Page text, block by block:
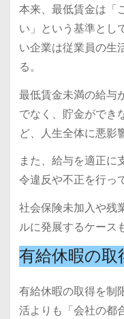
本来、最低賃金は「
い」という基準とし
い企業は従業員の生
る。
最低賃金未満の給与
でなく、貯金ができ
ど、人生全体に悪影
また、給与を適正に
令違反や不正を行っ
社会保険未加入や残
ルに発展するケース
有給休暇の取
有給休暇の取得を制
活よりも「会社の都